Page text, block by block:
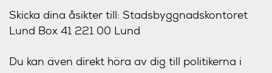
Skicka dina åsikter till: Stadsbyggnadskontoret
Lund Box 41 221 00 Lund
Du kan även direkt höra av dig till politikerna i